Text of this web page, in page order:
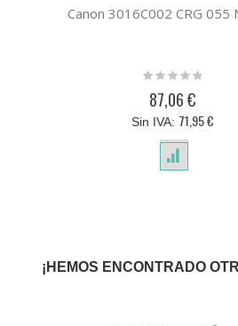
Canon 3016C002 CRG 055
Rating:
87,06 €
71,95 €
¡HEMOS ENCONTRADO